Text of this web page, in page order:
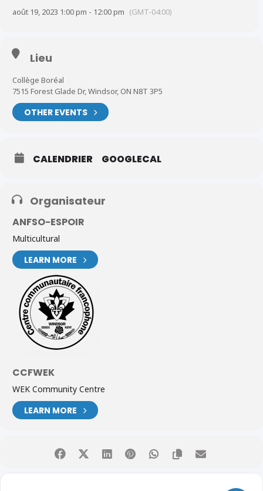
août 19, 2023 1:00 pm - 12:00 pm (GMT-04:00)
Lieu
Collège Boréal
7515 Forest Glade Dr, Windsor, ON N8T 3P5
OTHER EVENTS
CALENDRIER GOOGLECAL
Organisateur
ANFSO-ESPOIR
Multicultural
LEARN MORE
CCFWEK
WEK Community Centre
LEARN MORE